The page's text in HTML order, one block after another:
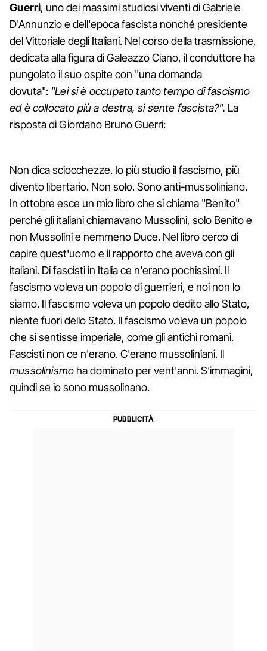
Guerri, uno dei massimi studiosi viventi di Gabriele
D'Annunzio e dell'epoca fascista nonché presidente
del Vittoriale degli Italiani. Nel corso della trasmissione,
dedicata alla figura di Galeazzo Ciano, il conduttore ha
pungolato il suo ospite con "una domanda
dovuta": "Lei si è occupato tanto tempo di fascismo
ed è collocato più a destra, si sente fascista?". La
risposta di Giordano Bruno Guerri:
Non dica sciocchezze. Io più studio il fascismo, più
divento libertario. Non solo. Sono anti-mussoliniano.
In ottobre esce un mio libro che si chiama "Benito"
perché gli italiani chiamavano Mussolini, solo Benito e
non Mussolini e nemmeno Duce. Nel libro cerco di
capire quest'uomo e il rapporto che aveva con gli
italiani. Di fascisti in Italia ce n'erano pochissimi. Il
fascismo voleva un popolo di guerrieri, e noi non lo
siamo. Il fascismo voleva un popolo dedito allo Stato,
niente fuori dello Stato. Il fascismo voleva un popolo
che si sentisse imperiale, come gli antichi romani.
Fascisti non ce n'erano. C'erano mussoliniani. Il
mussolinismo ha dominato per vent'anni. S'immagini,
quindi se io sono mussolinano.